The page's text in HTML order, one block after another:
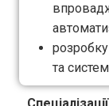
та